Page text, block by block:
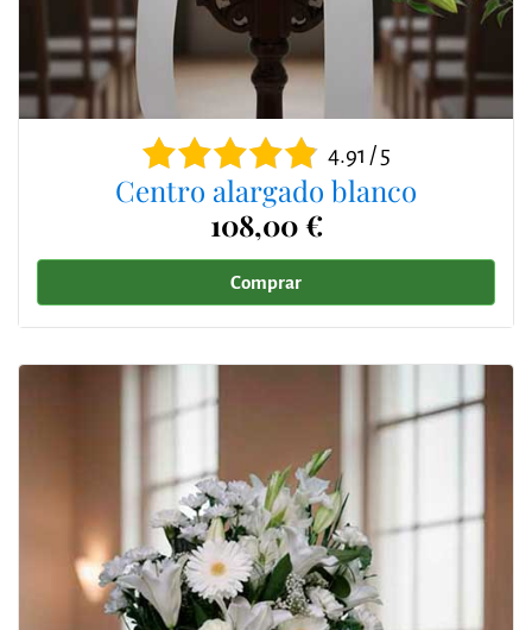
4.91 / 5
Centro alargado blanco
108,00 €
Comprar